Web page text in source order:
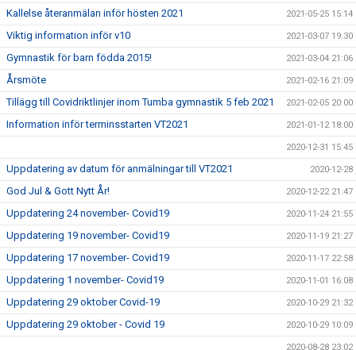
Kallelse återanmälan inför hösten 2021 2021-05-25 15:14
Viktig information inför v10 2021-03-07 19:30
Gymnastik för barn födda 2015! 2021-03-04 21:06
Årsmöte 2021-02-16 21:09
Tillägg till Covidriktlinjer inom Tumba gymnastik 5 feb 2021 2021-02-05 20:00
Information inför terminsstarten VT2021 2021-01-12 18:00
2020-12-31 15:45
Uppdatering av datum för anmälningar till VT2021 2020-12-28
God Jul & Gott Nytt År! 2020-12-22 21:47
Uppdatering 24 november- Covid19 2020-11-24 21:55
Uppdatering 19 november- Covid19 2020-11-19 21:27
Uppdatering 17 november- Covid19 2020-11-17 22:58
Uppdatering 1 november- Covid19 2020-11-01 16:08
Uppdatering 29 oktober Covid-19 2020-10-29 21:32
Uppdatering 29 oktober - Covid 19 2020-10-29 10:09
2020-08-28 23:02